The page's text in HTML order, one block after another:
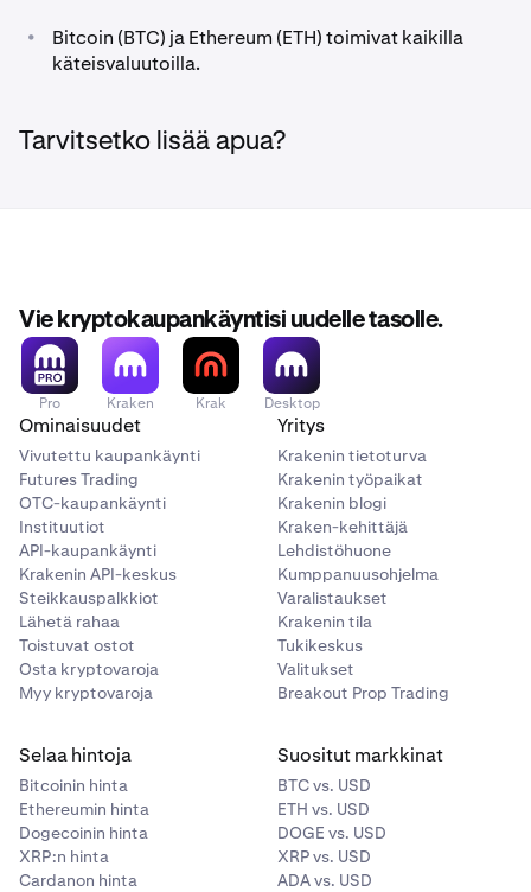
•
Bitcoin (BTC) ja Ethereum (ETH) toimivat kaikilla
käteisvaluutoilla.
Tarvitsetko lisää apua?
Vie kryptokaupankäyntisi uudelle tasolle.
Pro Kraken Krak Desktop
Ominaisuudet
Vivutettu kaupankäynti
Futures Trading
OTC-kaupankäynti
Instituutiot
API-kaupankäynti
Krakenin API-keskus
Steikkauspalkkiot
Lähetä rahaa
Toistuvat ostot
Osta kryptovaroja
Myy kryptovaroja
Yritys
Krakenin tietoturva
Krakenin työpaikat
Krakenin blogi
Kraken-kehittäjä
Lehdistöhuone
Kumppanuusohjelma
Varalistaukset
Krakenin tila
Tukikeskus
Valitukset
Breakout Prop Trading
Selaa hintoja
Bitcoinin hinta
Ethereumin hinta
Dogecoinin hinta
XRP:n hinta
Cardanon hinta
Suositut markkinat
BTC vs. USD
ETH vs. USD
DOGE vs. USD
XRP vs. USD
ADA vs. USD